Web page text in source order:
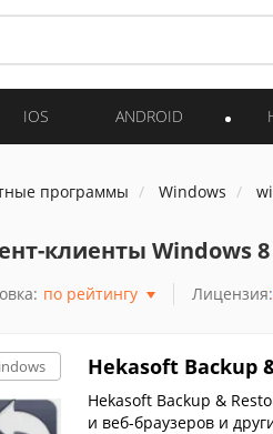
IOS ANDROID
программы Windows
клиенты Windows
по рейтингу Лицензия:
Hekasoft Backup
Hekasoft Backup &
и веб-браузеров и